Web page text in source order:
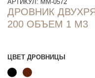
АРТИКУЛ: ММ-0572
ДРОВНИК
200 ОБЪЕМ 1 М3
ЦВЕТ ДРОВНИЦЫ